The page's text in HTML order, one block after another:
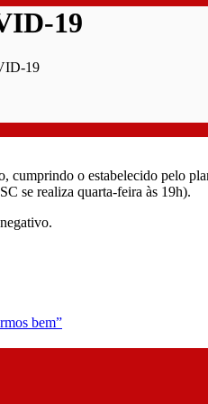
19
19
o estabelecido pelo
se realiza quarta-feira às 19h).
bem”